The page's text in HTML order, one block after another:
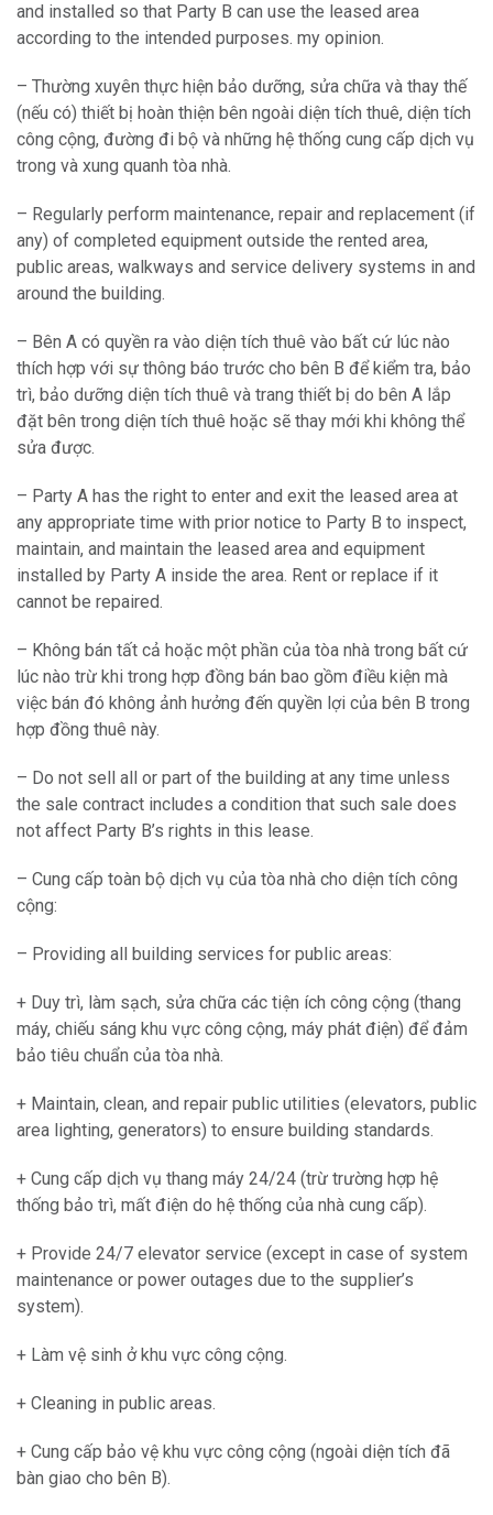
and installed so that Party B can use the leased area
according to the intended purposes. my opinion.
– Thường xuyên thực hiện bảo dưỡng, sửa chữa và thay thế
(nếu có) thiết bị hoàn thiện bên ngoài diện tích thuê, diện tích
công cộng, đường đi bộ và những hệ thống cung cấp dịch vụ
trong và xung quanh tòa nhà.
– Regularly perform maintenance, repair and replacement (if
any) of completed equipment outside the rented area,
public areas, walkways and service delivery systems in and
around the building.
– Bên A có quyền ra vào diện tích thuê vào bất cứ lúc nào
thích hợp với sự thông báo trước cho bên B để kiểm tra, bảo
trì, bảo dưỡng diện tích thuê và trang thiết bị do bên A lắp
đặt bên trong diện tích thuê hoặc sẽ thay mới khi không thể
sửa được.
– Party A has the right to enter and exit the leased area at
any appropriate time with prior notice to Party B to inspect,
maintain, and maintain the leased area and equipment
installed by Party A inside the area. Rent or replace if it
cannot be repaired.
– Không bán tất cả hoặc một phần của tòa nhà trong bất cứ
lúc nào trừ khi trong hợp đồng bán bao gồm điều kiện mà
việc bán đó không ảnh hưởng đến quyền lợi của bên B trong
hợp đồng thuê này.
– Do not sell all or part of the building at any time unless
the sale contract includes a condition that such sale does
not affect Party B’s rights in this lease.
– Cung cấp toàn bộ dịch vụ của tòa nhà cho diện tích công
cộng:
– Providing all building services for public areas:
+ Duy trì, làm sạch, sửa chữa các tiện ích công cộng (thang
máy, chiếu sáng khu vực công cộng, máy phát điện) để đảm
bảo tiêu chuẩn của tòa nhà.
+ Maintain, clean, and repair public utilities (elevators, public
area lighting, generators) to ensure building standards.
+ Cung cấp dịch vụ thang máy 24/24 (trừ trường hợp hệ
thống bảo trì, mất điện do hệ thống của nhà cung cấp).
+ Provide 24/7 elevator service (except in case of system
maintenance or power outages due to the supplier’s
system).
+ Làm vệ sinh ở khu vực công cộng.
+ Cleaning in public areas.
+ Cung cấp bảo vệ khu vực công cộng (ngoài diện tích đã
bàn giao cho bên B).